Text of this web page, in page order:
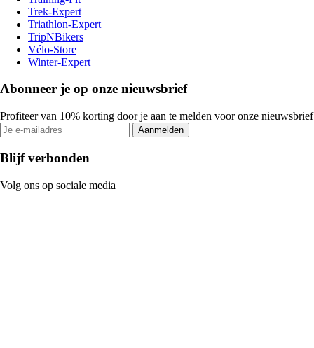
Trek-Expert
Triathlon-Expert
TripNBikers
Vélo-Store
Winter-Expert
Abonneer je op onze nieuwsbrief
Profiteer van 10% korting door je aan te melden voor onze nieuwsbrief
Aanmelden
Blijf verbonden
Volg ons op sociale media